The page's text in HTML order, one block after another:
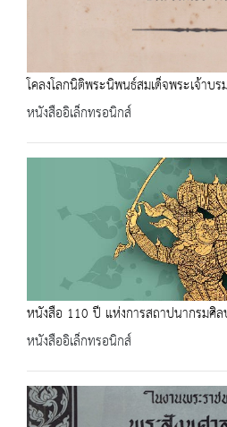
โคลงโลกนิติพระนิพนธ์สมเด็จพระเจ้าบร
หนังสืออิเล็กทรอนิกส์
หนังสือ 110 ปี แห่งการสถาปนากรมศิล
หนังสืออิเล็กทรอนิกส์